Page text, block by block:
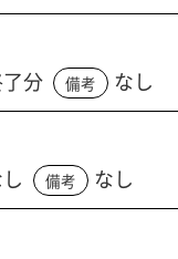
分 備考
なし
備考
なし